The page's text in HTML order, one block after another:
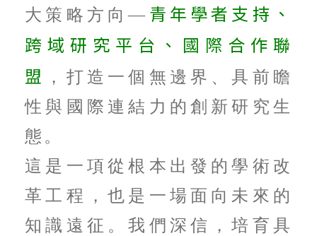
大策略方向— 青年學者支持、
跨域研究平台、國際合作聯
盟
，打造一個無邊界、具前瞻
性與國際連結力的創新研究生
態。
這是一項從根本出發的學術改
革工程，也是一場面向未來的
知識遠征。我們深信，培育具